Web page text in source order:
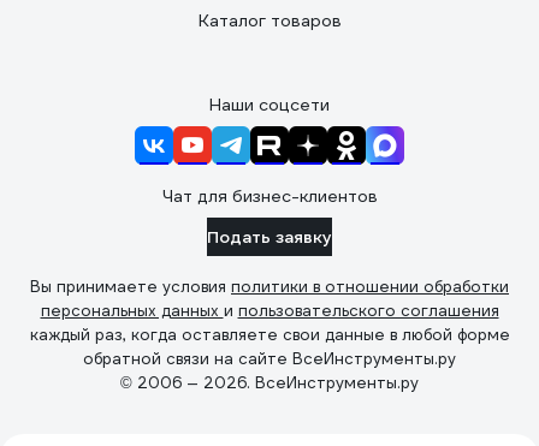
Каталог товаров
Наши соцсети
Чат для бизнес-клиентов
Подать заявку
Вы принимаете условия политики в отношении обработки
персональных данных и пользовательского соглашения
каждый раз, когда оставляете свои данные в любой форме
обратной связи на сайте ВсеИнструменты.ру
© 2006 — 2026. ВсеИнструменты.ру